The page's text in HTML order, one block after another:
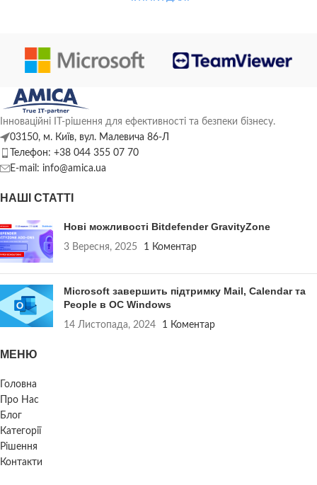
Інноваційні ІТ-рішення для ефективності та безпеки бізнесу.
03150, м. Київ, вул. Малевича 86-Л
Телефон: +38 044 355 07 70
E-mail: info@amica.ua
НАШІ СТАТТІ
Нові можливості Bitdefender GravityZone
3 Вересня, 2025 1 Коментар
Microsoft завершить підтримку Mail, Calendar та
People в ОС Windows
14 Листопада, 2024 1 Коментар
МЕНЮ
Головна
Про Нас
Блог
Категорії
Рішення
Контакти